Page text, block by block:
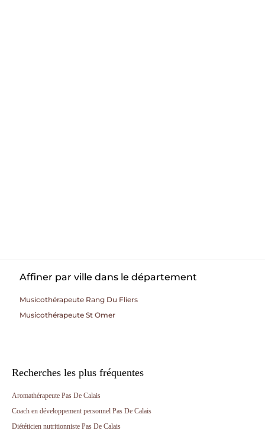
Affiner par ville dans le département
Musicothérapeute Rang Du Fliers
Musicothérapeute St Omer
Recherches les plus fréquentes
Aromathérapeute Pas De Calais
Coach en développement personnel Pas De Calais
Diététicien nutritionniste Pas De Calais